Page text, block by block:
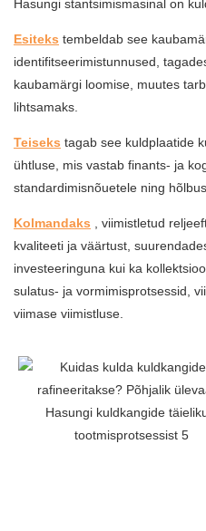
Hasungi stantsimismasinal on
Esiteks tembeldab see
identifitseerimistunnused,
kaubamärgi loomise, muutes
lihtsamaks.
Teiseks tagab see kuldplaatide
ühtluse, mis vastab finants- ja
standardimisnõuetele ning
Kolmandaks , viimistletud
kvaliteeti ja väärtust,
investeeringuna kui ka
sulatus- ja vormimisprotsessid,
viimase viimistluse.